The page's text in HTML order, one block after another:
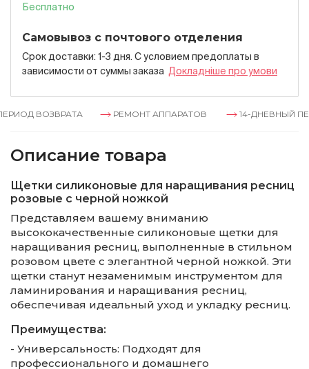
Бесплатно
Самовывоз с почтового отделения
Срок доставки: 1-3 дня. С условием предоплаты в
зависимости от суммы заказа Докладнiше про умови
ВОЗВРАТА РЕМОНТ АППАРАТОВ 14-ДНЕВНЫЙ
Описание товара
Щетки силиконовые для наращивания ресниц
розовые с черной ножкой
Представляем вашему вниманию
высококачественные силиконовые щетки для
наращивания ресниц, выполненные в стильном
розовом цвете с элегантной черной ножкой. Эти
щетки станут незаменимым инструментом для
ламинирования и наращивания ресниц,
обеспечивая идеальный уход и укладку ресниц.
Преимущества:
- Универсальность: Подходят для
профессионального и домашнего